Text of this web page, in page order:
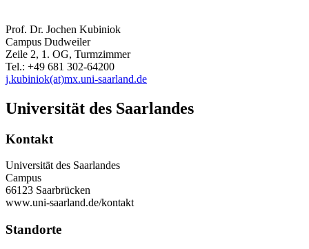
Prof. Dr. Jochen Kubiniok
Campus Dudweiler
Zeile 2, 1. OG, Turmzimmer
Tel.: +49 681 302-64200
j.kubiniok(at)mx.uni-saarland.de
Universität des Saarlandes
Kontakt
Universität des Saarlandes
Campus
66123 Saarbrücken
www.uni-saarland.de/kontakt
Standorte